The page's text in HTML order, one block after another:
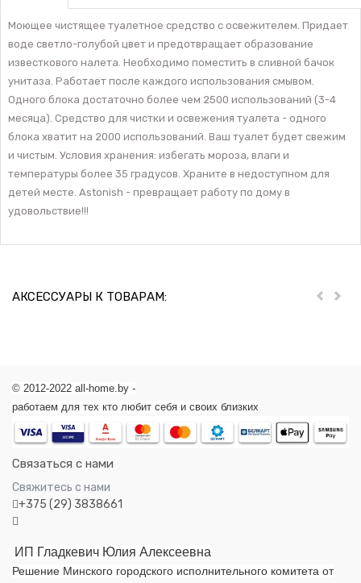
Моющее чистящее туалетное средство с освежителем. Придает
воде светло-голубой цвет и предотвращает образование
известкового налета. Необходимо поместить в сливной бачок
унитаза. Работает после каждого использования смывом.
Одного блока достаточно более чем 2500 использований (3-4
месяца). Средство для чистки и освежения туалета - одного
блока хватит на 2000 использований. Ваш туалет будет свежим
и чистым. Условия хранения: избегать мороза, влаги и
температуры более 35 градусов. Храните в недоступном для
детей месте. Astonish - превращает работу по дому в
удовольствие!!!
АКСЕССУАРЫ К ТОВАРАМ: Пред
© 2012-2022 all-home.by -
работаем для тех кто любит себя и своих близких
Связаться с нами
Свяжитесь с нами
+375 (29) 3838661
ИП Гладкевич Юлия Алексеевна
Решение Минского городского исполнительного комитета от